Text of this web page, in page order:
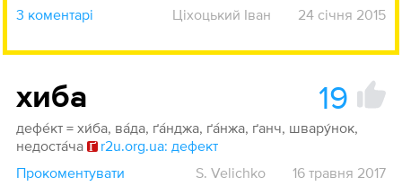
3 коментарі Ціхоцький Іван 24 січня 2015
хиба 19
дефе́кт = хи́ба, ва́да, ґа́нджа, ґа́нжа, ґанч, швару́нок,
недоста́ча
r2u.org.ua: дефект
Прокоментувати
S. Velichko 16 травня 2017